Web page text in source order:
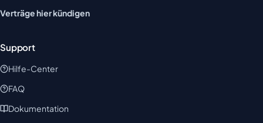
Verträge hier kündigen
Support
Hilfe-Center
FAQ
Dokumentation